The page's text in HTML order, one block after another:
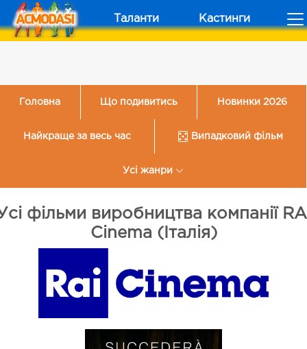
Таланти Кастинги
Головна Що подивитись Новинки 2026
Найкраще за весь час Випадковий фільм
Усі жанри
фільми виробництва компанії
Cinema (Італія)